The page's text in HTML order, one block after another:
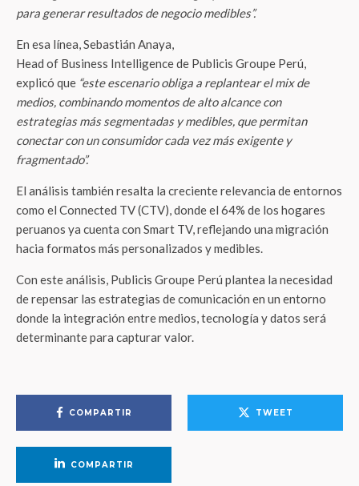
para generar resultados de negocio medibles”.
En esa línea, Sebastián Anaya,
Head of Business Intelligence de Publicis Groupe Perú,
explicó que “este escenario obliga a replantear el mix de
medios, combinando momentos de alto alcance con
estrategias más segmentadas y medibles, que permitan
conectar con un consumidor cada vez más exigente y
fragmentado”.
El análisis también resalta la creciente relevancia de entornos
como el Connected TV (CTV), donde el 64% de los hogares
peruanos ya cuenta con Smart TV, reflejando una migración
hacia formatos más personalizados y medibles.
Con este análisis, Publicis Groupe Perú plantea la necesidad
de repensar las estrategias de comunicación en un entorno
donde la integración entre medios, tecnología y datos será
determinante para capturar valor.
COMPARTIR TWEET
COMPARTIR